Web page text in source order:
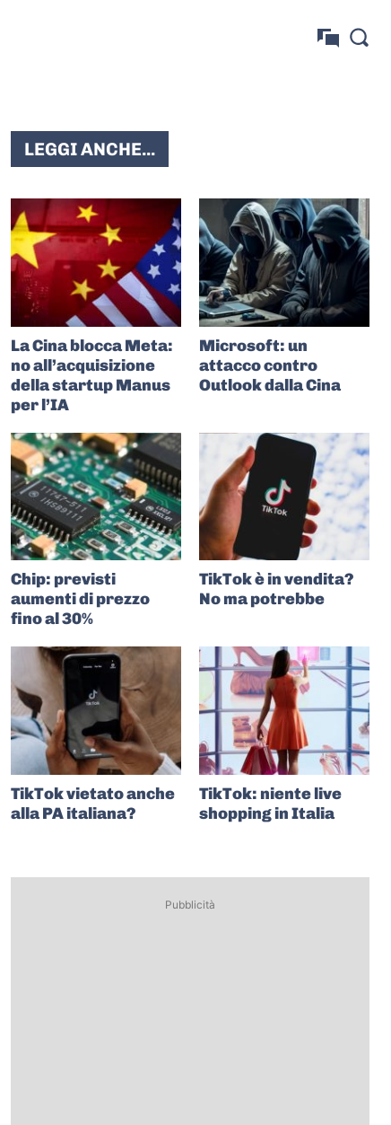
LEGGI ANCHE...
La Cina blocca Meta:
no all’acquisizione
della startup Manus
per l’IA
Microsoft: un
attacco contro
Outlook dalla Cina
Chip: previsti
aumenti di prezzo
fino al 30%
TikTok è in vendita?
No ma potrebbe
TikTok vietato anche
alla PA italiana?
TikTok: niente live
shopping in Italia
Pubblicità